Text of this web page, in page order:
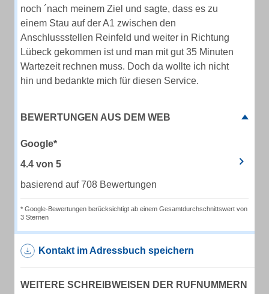
noch ´nach meinem Ziel und sagte, dass es zu
einem Stau auf der A1 zwischen den
Anschlussstellen Reinfeld und weiter in Richtung
Lübeck gekommen ist und man mit gut 35 Minuten
Wartezeit rechnen muss. Doch da wollte ich nicht
hin und bedankte mich für diesen Service.
BEWERTUNGEN AUS DEM WEB
Google*
4.4 von 5
basierend auf 708 Bewertungen
* Google-Bewertungen berücksichtigt ab einem Gesamtdurchschnittswert von
3 Sternen
Kontakt im Adressbuch speichern
WEITERE SCHREIBWEISEN DER RUFNUMMERN